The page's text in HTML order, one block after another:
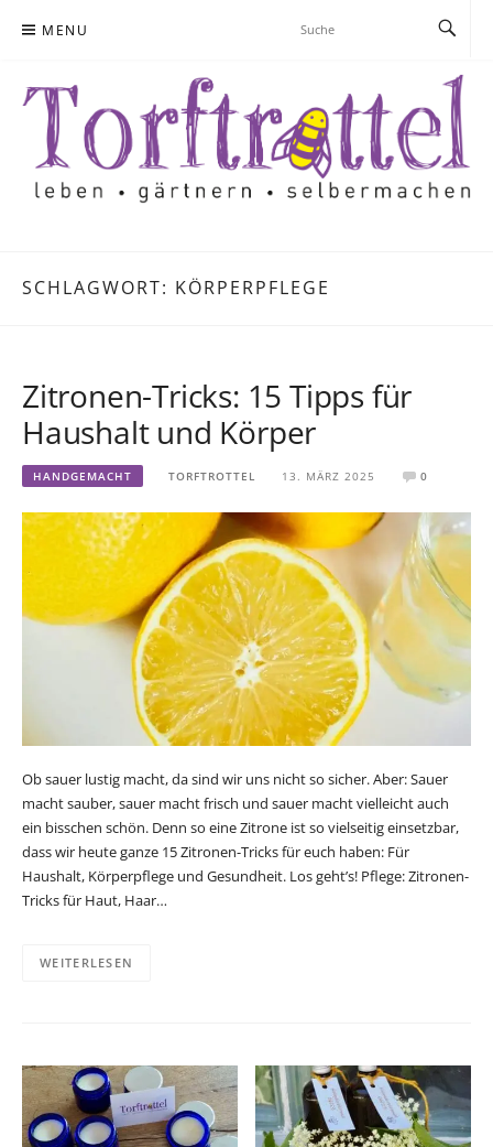
MENU
SCHLAGWORT: KÖRPERPFLEGE
Zitronen-Tricks: 15 Tipps für
Haushalt und Körper
HANDGEMACHT TORFTROTTEL 13. MÄRZ 2025 0
Ob sauer lustig macht, da sind wir uns nicht so sicher. Aber: Sauer
macht sauber, sauer macht frisch und sauer macht vielleicht auch
ein bisschen schön. Denn so eine Zitrone ist so vielseitig einsetzbar,
dass wir heute ganze 15 Zitronen-Tricks für euch haben: Für
Haushalt, Körperpflege und Gesundheit. Los geht’s! Pflege: Zitronen-
Tricks für Haut, Haar…
WEITERLESEN